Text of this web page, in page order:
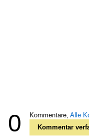
0 Kommentare, Alle
Kommentar